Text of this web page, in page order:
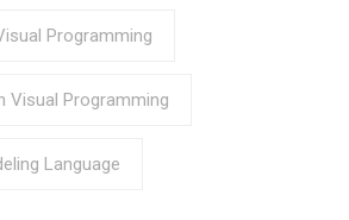
Programming
Visual Programming
Language